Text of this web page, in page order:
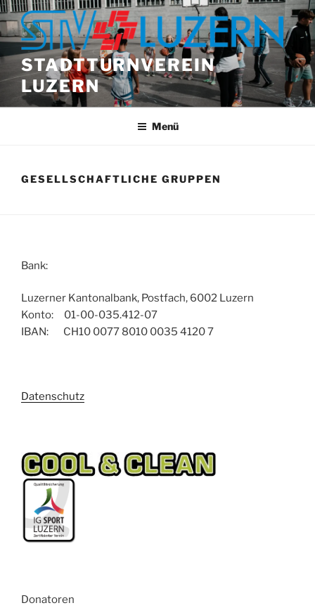
Zum
Inhalt
springen
STADTTURNVEREIN
LUZERN
Menü
GESELLSCHAFTLICHE GRUPPEN
Bank:
Luzerner Kantonalbank, Postfach, 6002 Luzern
Konto: 01-00-035.412-07
IBAN: CH10 0077 8010 0035 4120 7
Datenschutz
Donatoren